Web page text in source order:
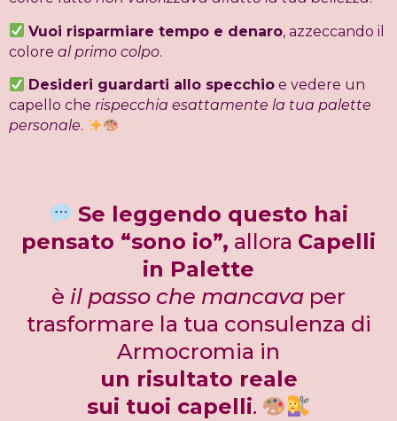
Vuoi risparmiare tempo e denaro, azzeccando il
colore al primo colpo.
Desideri guardarti allo specchio e vedere un
capello che rispecchia esattamente la tua palette
personale.
Se leggendo questo hai
pensato “sono io”, allora Capelli
in Palette
è il passo che mancava per
trasformare la tua consulenza di
Armocromia in
un risultato reale
sui tuoi capelli.